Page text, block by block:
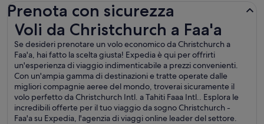
Prenota con sicurezza
Voli da Christchurch a Faa'a
Se desideri prenotare un volo economico da Christchurch a
Faa'a, hai fatto la scelta giusta! Expedia è qui per offrirti
un'esperienza di viaggio indimenticabile a prezzi convenienti.
Con un'ampia gamma di destinazioni e tratte operate dalle
migliori compagnie aeree del mondo, troverai sicuramente il
volo perfetto da Christchurch Intl. a Tahiti Faaa Intl.. Esplora le
incredibili offerte per il tuo viaggio da sogno Christchurch -
Faa'a su Expedia, l'agenzia di viaggi online leader del settore.
Voli da Christchurch a Faa'a